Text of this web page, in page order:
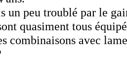
un peu troublé par le
quasiment tous
combinaisons avec